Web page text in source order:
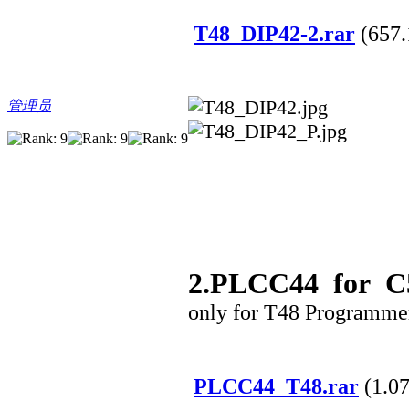
管理员
T48_DIP42-2.rar
2.PLCC44 for
only for T48
PLCC44_T48.rar